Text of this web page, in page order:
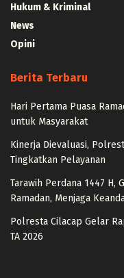
Hukum & Kriminal
News
Opini
Berita Terbaru
Hari Pertama Puasa
untuk Masyarakat
Kinerja Dievaluasi,
Tingkatkan Pelayanan
Tarawih Perdana 1447 H,
Ramadan, Menjaga
Polresta Cilacap Gelar
TA 2026